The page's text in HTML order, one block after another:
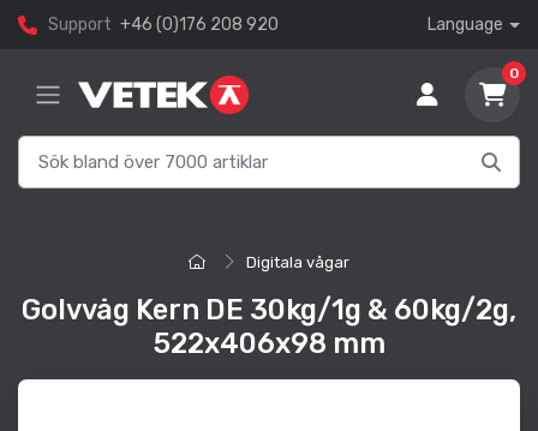
Support +46 (0)176 208 920 Language
0
Digitala vågar
Golvvåg Kern DE 30kg/1g & 60kg/2g,
522x406x98 mm